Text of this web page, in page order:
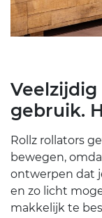
gebruik.
Rollz rollators
bewegen,
ontwerpen dat
en zo licht
makkelijk te